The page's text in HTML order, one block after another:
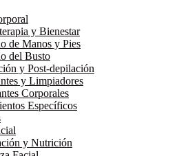
y Bienestar
de Manos y Pies
del Busto
y Post-depilación
y Limpiadores
Corporales
Específicos
y Nutrición